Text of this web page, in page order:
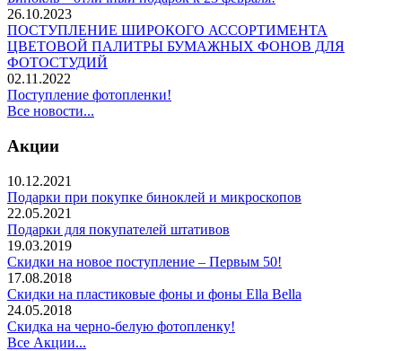
26.10.2023
ПОСТУПЛЕНИЕ ШИРОКОГО АССОРТИМЕНТА
ЦВЕТОВОЙ ПАЛИТРЫ БУМАЖНЫХ ФОНОВ ДЛЯ
ФОТОСТУДИЙ
02.11.2022
Поступление фотопленки!
Все новости...
Акции
10.12.2021
Подарки при покупке биноклей и микроскопов
22.05.2021
Подарки для покупателей штативов
19.03.2019
Скидки на новое поступление – Первым 50!
17.08.2018
Скидки на пластиковые фоны и фоны Ella Bella
24.05.2018
Скидка на черно-белую фотопленку!
Все Акции...